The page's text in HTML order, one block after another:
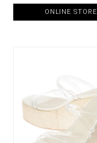
ONLINE STORE